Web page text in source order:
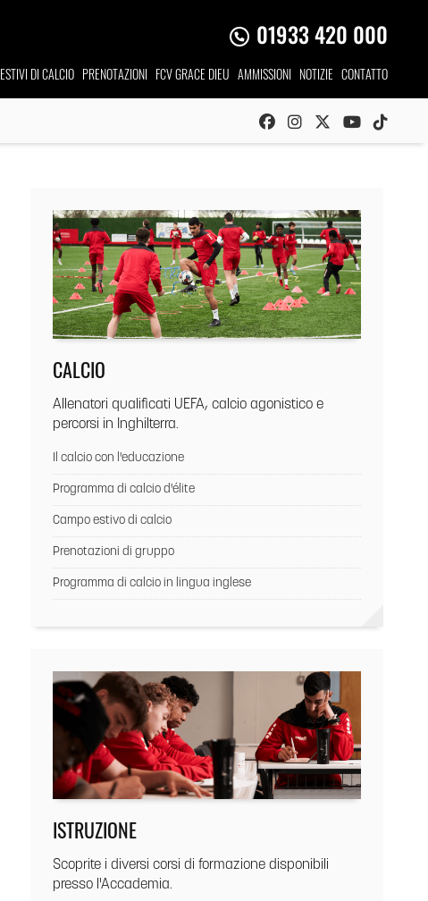
01933 420 000
ESTIVI DI CALCIO PRENOTAZIONI FCV GRACE DIEU AMMISSIONI NOTIZIE CONTATTO
CALCIO
Allenatori qualificati UEFA, calcio agonistico e
percorsi in Inghilterra.
Il calcio con l'educazione
Programma di calcio d'élite
Campo estivo di calcio
Prenotazioni di gruppo
Programma di calcio in lingua inglese
ISTRUZIONE
Scoprite i diversi corsi di formazione disponibili
presso l'Accademia.